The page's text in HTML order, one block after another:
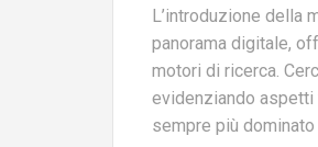
L’introduzione della
panorama digitale,
motori di ricerca.
evidenziando aspetti
sempre più